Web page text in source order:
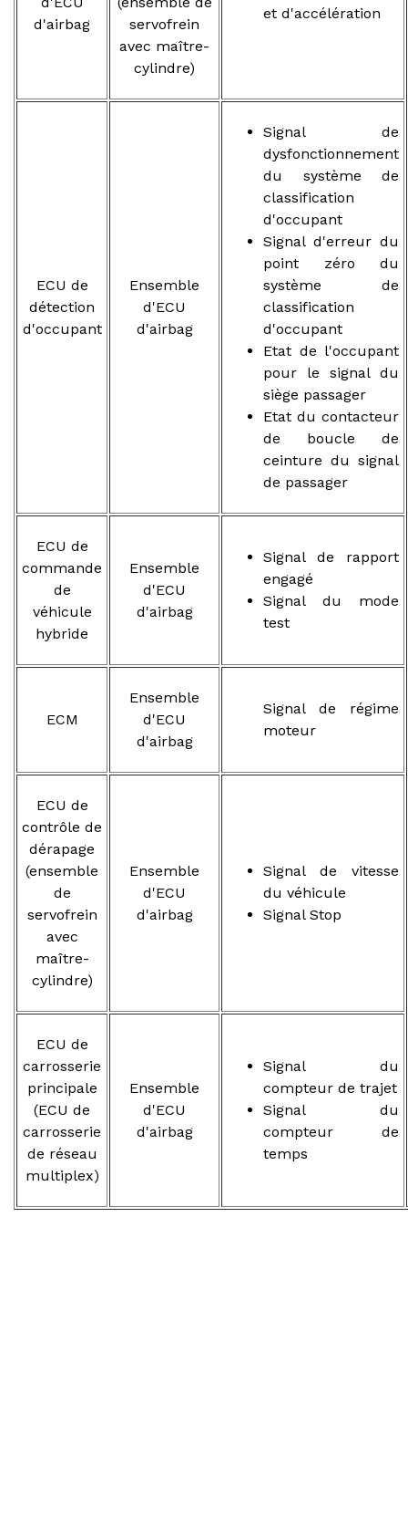
d'airbag
servofrein
avec maître-
cylindre)
et d'accélération
ECU de
détection
d'occupant
Ensemble
d'ECU
d'airbag
Signal de
dysfonctionnement
du système de
classification
d'occupant
Signal d'erreur du
point zéro du
système de
classification
d'occupant
Etat de l'occupant
pour le signal du
siège passager
Etat du contacteur
de boucle de
ceinture du signal
de passager
ECU de
commande
de
véhicule
hybride
Ensemble
d'ECU
d'airbag
Signal de rapport
engagé
Signal du mode
test
ECM
Ensemble
d'ECU
d'airbag
Signal de régime
moteur
ECU de
contrôle de
dérapage
(ensemble
de
servofrein
avec
maître-
cylindre)
Ensemble
d'ECU
d'airbag
Signal de vitesse
du véhicule
Signal Stop
ECU de
carrosserie
principale
(ECU de
carrosserie
de réseau
multiplex)
Ensemble
d'ECU
d'airbag
Signal du
compteur de trajet
Signal du
compteur de
temps